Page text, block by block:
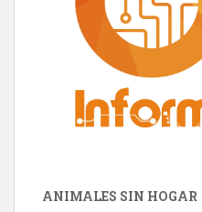
ANIMALES SIN HOGAR